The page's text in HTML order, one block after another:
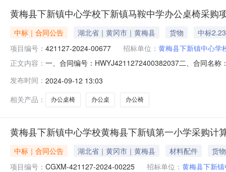
黄梅县下新镇中心学校下新镇马鞍中学办公桌椅采购
中标｜合同公告 湖北省｜黄冈市｜黄梅县 货物
中标
项目编号： 421127-2024-00677 招标单位： 黄梅县下新镇中心学
正文内容： 一、合同编号：HWYJ4211272400382037二、合同名
家具5、地址：其他地区6、联系方式：18772556789六
发布时间： 2024-09-12 13:03
相关产品：
办公桌椅 办公桌 办公椅
黄梅县下新镇中心学校黄梅县下新镇第一小学采购计
中标｜合同公告 湖北省｜黄冈市｜黄梅县 材料配件
货物
项目编号： CGXM-421127-2024-00225 招标单位： 黄梅县下新